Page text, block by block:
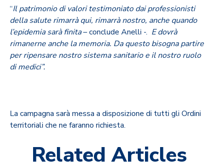
“Il patrimonio di valori testimoniato dai professionisti
della salute rimarràqui, rimarrà nostro, anche quando
l’epidemia saràfinita– conclude Anelli -. E dovrà
rimanerne anche la memoria. Da questo bisogna partire
per ripensare nostro sistema sanitario e il nostro ruolo
di medici”.
La campagna sarà messa a disposizione di tutti gli Ordini
territoriali che ne faranno richiesta.
Related Articles